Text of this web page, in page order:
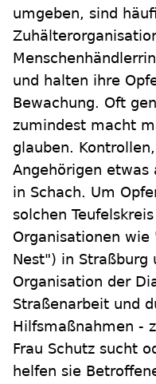
umgeben, sind
und halten ihre
Bewachung. Oft
zumindest macht
glauben.
Angehörigen etwas
in Schach. Um
solchen
Organisationen
Nest") in Straßburg
Organisation der
Straßenarbeit und
Hilfsmaßnahmen -
Frau Schutz sucht
helfen sie